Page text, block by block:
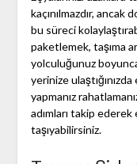
kaçınılmazdır, ancak
bu süreci
paketlemek, taşıma
yolculuğunuz
yerinize
yapmanız
adımları takip ederek
taşıyabilirsiniz.